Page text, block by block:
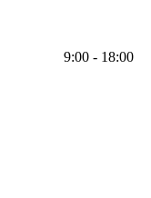
9:00 - 18:00